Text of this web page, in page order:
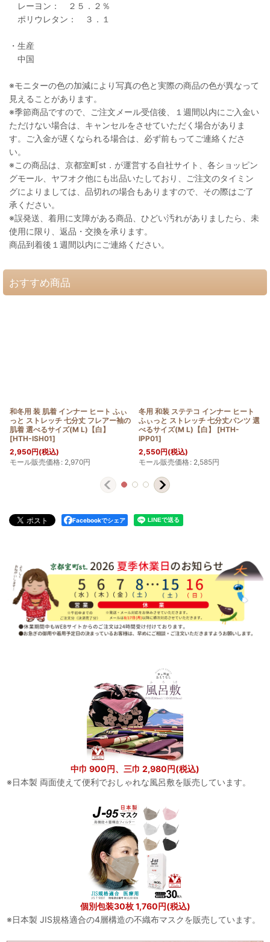
レーヨン： ２５．２％
ポリウレタン： ３．１
・生産
中国
※モニターの色の加減により写真の色と実際の商品の色が異なって
見えることがあります。
※季節商品ですので、ご注文メール受信後、１週間以内にご入金い
ただけない場合は、キャンセルをさせていただく場合がありま
す。ご入金が遅くなられる場合は、必ず前もってご連絡くださ
い。
※この商品は、京都室町st．が運営する自社サイト、各ショッピン
グモール、ヤフオク他にも出品いたしており、ご注文のタイミン
グによりましては、品切れの場合もありますので、その際はご了
承ください。
※誤発送、着用に支障がある商品、ひどい汚れがありましたら、未
使用に限り、返品・交換を承ります。
商品到着後１週間以内にご連絡ください。
おすすめ商品
和冬用 装 肌着 インナー ヒート ふぃ
っと ストレッチ 七分丈 フレアー袖の
肌着 選べるサイズ(M L)【白】
[HTH-ISH01]
2,950円(税込)
モール販売価格: 2,970円
冬用 和装 ステテコ インナー ヒート
ふぃっと ストレッチ 七分丈パンツ 選
べるサイズ(M L)【白】
[HTH-
IPP01]
2,550円(税込)
モール販売価格: 2,585円
Facebookでシェア
中巾 900円、三巾 2,980円(税込)
※日本製 両面使えて便利でおしゃれな風呂敷を販売しています。
個別包装30枚 1,760円(税込)
※日本製 JIS規格適合の4層構造の不織布マスクを販売しています。